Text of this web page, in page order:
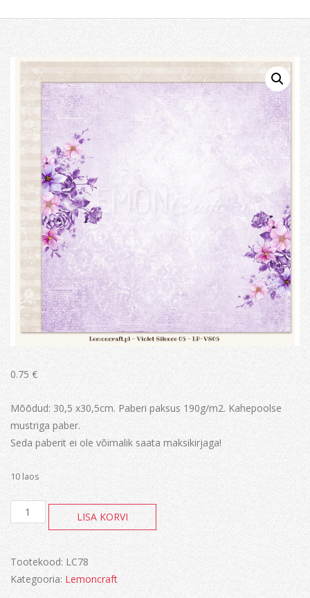
0.75 €
Mõõdud: 30,5 x30,5cm. Paberi paksus 190g/m2. Kahepoolse
mustriga paber.
Seda paberit ei ole võimalik saata maksikirjaga!
10 laos
Violet
silence
LISA KORVI
Tootekood: LC78
Kategooria: Lemoncraft